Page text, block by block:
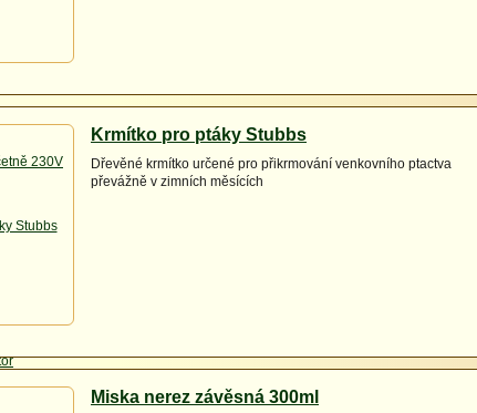
Krmítko pro ptáky Stubbs
Dřevěné krmítko určené pro přikrmování venkovního ptactva
převážně v zimních měsících
Miska nerez závěsná 300ml